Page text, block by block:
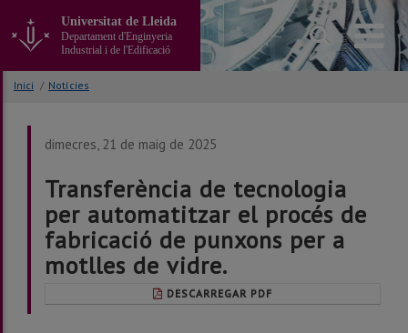
contingut
Universitat de Lleida
Departament d'Enginyeria
Industrial i de l'Edificació
Inici / Notícies
dimecres, 21 de maig de 2025
Transferència de tecnologia
per automatitzar el procés de
fabricació de punxons per a
motlles de vidre.
DESCARREGAR PDF